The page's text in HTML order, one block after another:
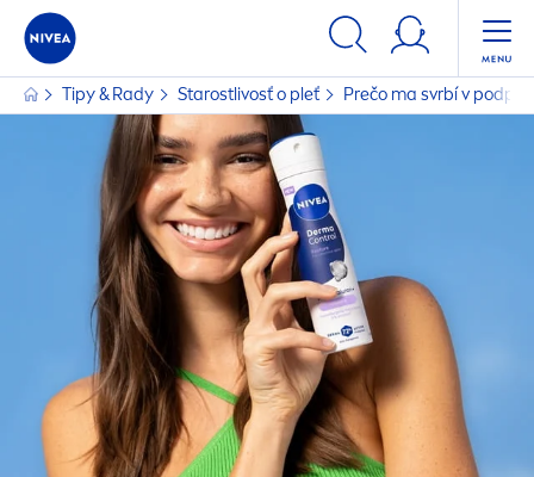
Tipy & Rady Starostlivosť o pleť Prečo ma svrbí v